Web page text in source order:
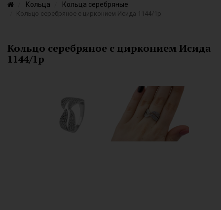
Кольца Кольца серебряные
Кольцо серебряное с цирконием Исида 1144/1р
Кольцо серебряное с цирконием Исида
1144/1р